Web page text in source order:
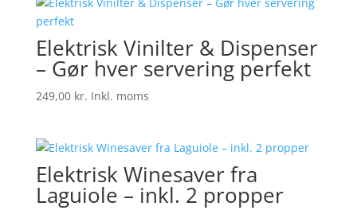
Elektrisk Vinilter & Dispenser
– Gør hver servering perfekt
249,00 kr. Inkl. moms
Elektrisk Winesaver fra
Laguiole – inkl. 2 propper